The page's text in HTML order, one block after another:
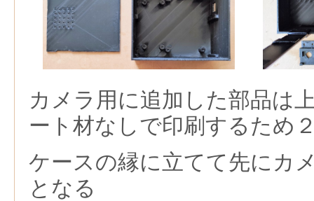
カメラ用に追加した部品は
ート材なしで印刷するため
ケースの縁に立てて先にカ
となる